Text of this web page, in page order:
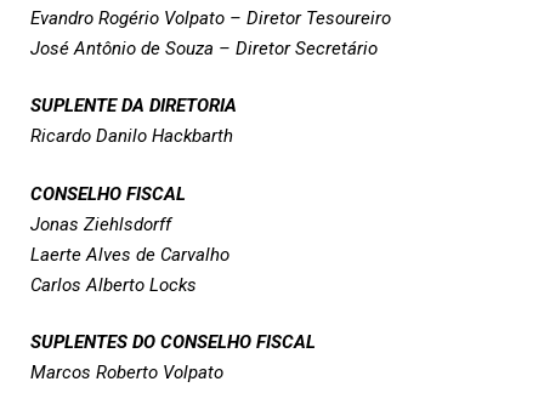
Evandro Rogério Volpato – Diretor Tesoureiro
José Antônio de Souza – Diretor Secretário
SUPLENTE DA DIRETORIA
Ricardo Danilo Hackbarth
CONSELHO FISCAL
Jonas Ziehlsdorff
Laerte Alves de Carvalho
Carlos Alberto Locks
SUPLENTES DO CONSELHO FISCAL
Marcos Roberto Volpato